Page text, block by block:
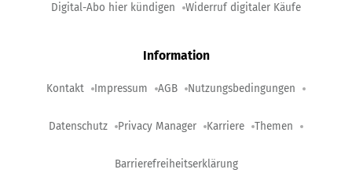
Digital-Abo hier kündigen Widerruf digitaler Käufe
Information
Kontakt Impressum AGB Nutzungsbedingungen
Datenschutz Privacy Manager Karriere Themen
Barrierefreiheitserklärung